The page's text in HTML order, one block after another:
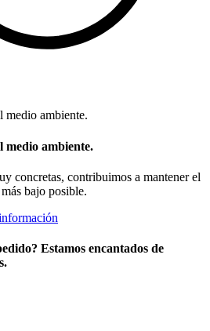
medio ambiente.
concretas, contribuimos a mantener el
bajo posible.
Estamos encantados de